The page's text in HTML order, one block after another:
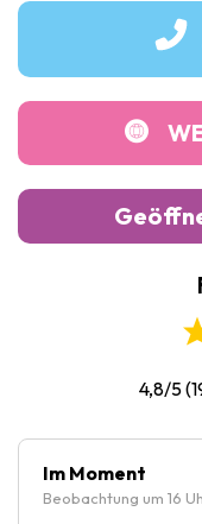
15:00-
15:00 -
Freitag :15:00
4,8/5(
Im Moment
Beobachtung um 16